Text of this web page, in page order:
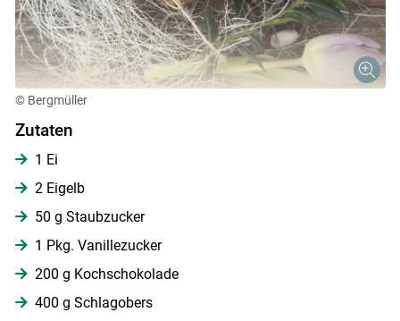
© Bergmüller
Zutaten
1 Ei
2 Eigelb
50 g Staubzucker
1 Pkg. Vanillezucker
200 g Kochschokolade
400 g Schlagobers